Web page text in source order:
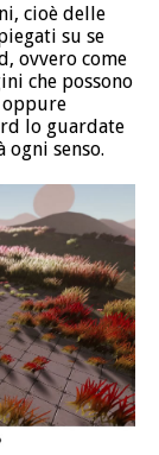
cioè delle
su se
ovvero come
che possono
oppure
lo guardate
senso.